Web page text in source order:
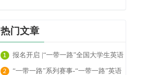
热门文章
报名开启 |“一带一路”全国大学生英语
阅读大赛火热进行中！
“一带一路”系列赛事-“一带一路”英语